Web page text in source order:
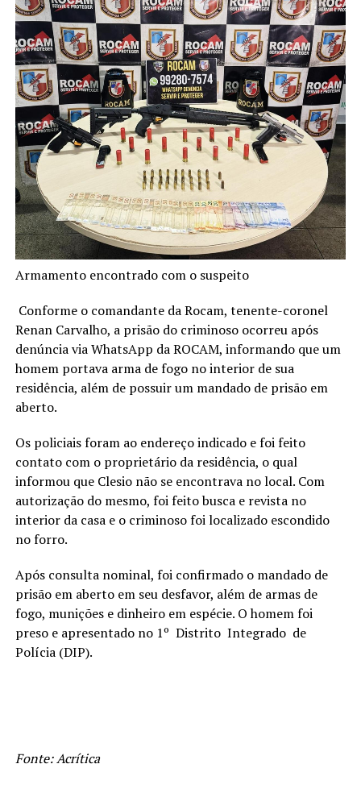
Armamento encontrado com o suspeito
Conforme o comandante da Rocam, tenente-coronel
Renan Carvalho, a prisão do criminoso ocorreu após
denúncia via WhatsApp da ROCAM, informando que um
homem portava arma de fogo no interior de sua
residência, além de possuir um mandado de prisão em
aberto.
Os policiais foram ao endereço indicado e foi feito
contato com o proprietário da residência, o qual
informou que Clesio não se encontrava no local. Com
autorização do mesmo, foi feito busca e revista no
interior da casa e o criminoso foi localizado escondido
no forro.
Após consulta nominal, foi confirmado o mandado de
prisão em aberto em seu desfavor, além de armas de
fogo, munições e dinheiro em espécie. O homem foi
preso e apresentado no 1º Distrito Integrado de
Polícia (DIP).
Fonte: Acrítica